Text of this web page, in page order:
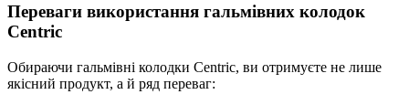
Переваги використання гальмівних колодок
Centric
Обираючи гальмівні колодки Centric, ви отримуєте не лише
якісний продукт, а й ряд переваг: